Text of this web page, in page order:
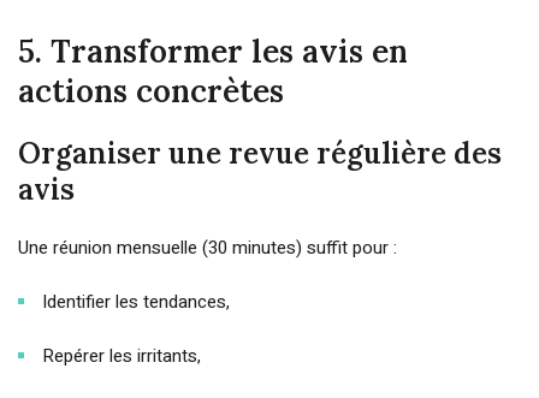
5. Transformer les avis en
actions concrètes
Organiser une revue régulière des
avis
Une réunion mensuelle (30 minutes) suffit pour :
Identifier les tendances,
Repérer les irritants,